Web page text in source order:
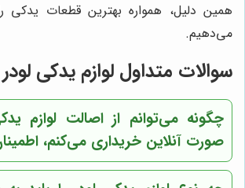
همین دلیل، همواره بهترین قطعات یدکی
می‌دهیم.
سوالات متداول لوازم یدکی لودر
چگونه می‌توانم از اصالت لوازم
صورت آنلاین خریداری می‌کنم،